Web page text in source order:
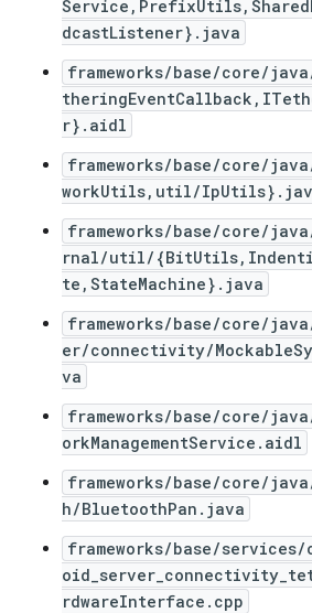
dcastListener}.java
frameworks/base/core/
r}.aidl
frameworks/base/core/
workUtils,util/
frameworks/base/core/
rnal/util/
te,StateMachine}.java
frameworks/base/core/
er/connectivity/
va
frameworks/base/core/
orkManagementService.aidl
frameworks/base/core/
h/BluetoothPan.java
frameworks/base/
rdwareInterface.cpp